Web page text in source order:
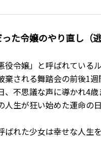
った令嬢のやり直し（
役令嬢」と呼ばれている
棄される舞踏会の前後1週
、不思議な声に導かれ4歳
人生が狂い始めた運命の日
ばれた少女は幸せな人生